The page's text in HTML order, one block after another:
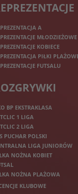
A
MŁODZIEŻOWE
KOBIECE
PIŁKI
FUTSALU
BP EKSTRAKLASA
1 LIGA
2 LIGA
PUCHAR POLSKI
LIGA JUNIORÓW
NOŻNA KOBIET
NOŻNA PLAŻOWA
KLUBOWE